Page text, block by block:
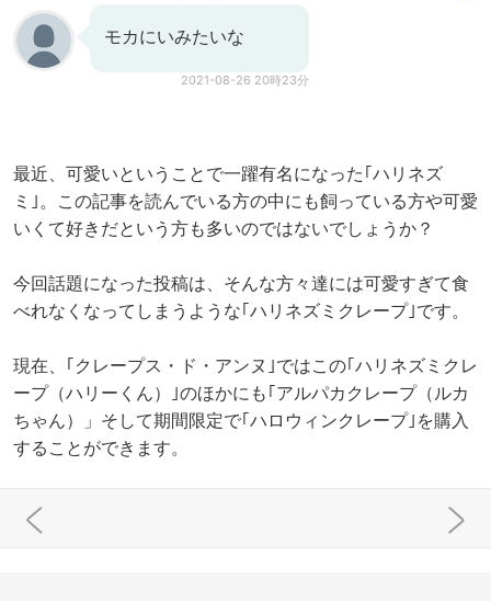
モカにいみたいな
2021-08-26 20時23分
最近、可愛いということで一躍有名になった｢ハリネズ
ミ｣。この記事を読んでいる方の中にも飼っている方や可愛
いくて好きだという方も多いのではないでしょうか？
今回話題になった投稿は、そんな方々達には可愛すぎて食
べれなくなってしまうような｢ハリネズミクレープ｣です。
現在、｢クレープス・ド・アンヌ｣ではこの｢ハリネズミクレ
ープ（ハリーくん）｣のほかにも｢アルパカクレープ（ルカ
ちゃん）」そして期間限定で｢ハロウィンクレープ｣を購入
することができます。